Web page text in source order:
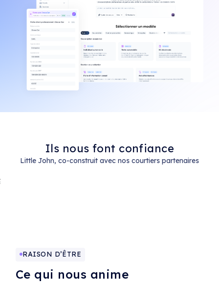
Ils nous font confiance
Little John, co-construit avec nos courtiers partenaires
RAISON D’ÊTRE
Ce qui nous anime